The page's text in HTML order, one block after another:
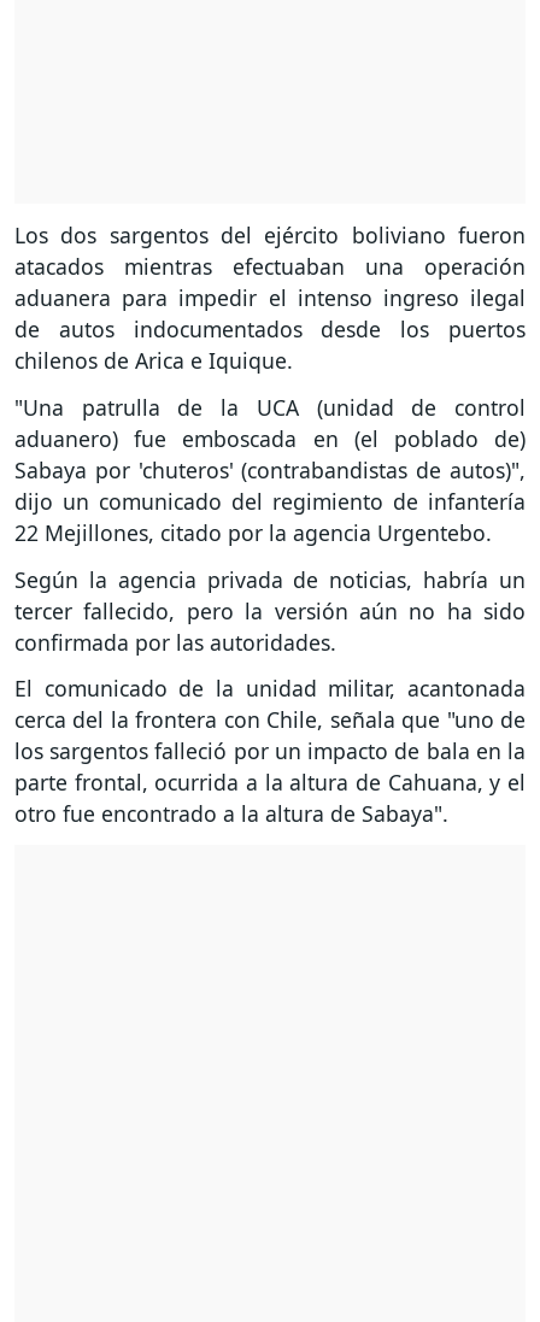
Los dos sargentos del ejército boliviano fueron
atacados mientras efectuaban una operación
aduanera para impedir el intenso ingreso ilegal
de autos indocumentados desde los puertos
chilenos de Arica e Iquique.
"Una patrulla de la UCA (unidad de control
aduanero) fue emboscada en (el poblado de)
Sabaya por 'chuteros' (contrabandistas de autos)",
dijo un comunicado del regimiento de infantería
22 Mejillones, citado por la agencia Urgentebo.
Según la agencia privada de noticias, habría un
tercer fallecido, pero la versión aún no ha sido
confirmada por las autoridades.
El comunicado de la unidad militar, acantonada
cerca del la frontera con Chile, señala que "uno de
los sargentos falleció por un impacto de bala en la
parte frontal, ocurrida a la altura de Cahuana, y el
otro fue encontrado a la altura de Sabaya".